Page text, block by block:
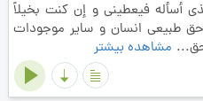
أسأله فيعطيني و إن كنت بخيلاً
حق حيات، حق طبيعي انسان و ساير موجودات
مشاهده بیشتر